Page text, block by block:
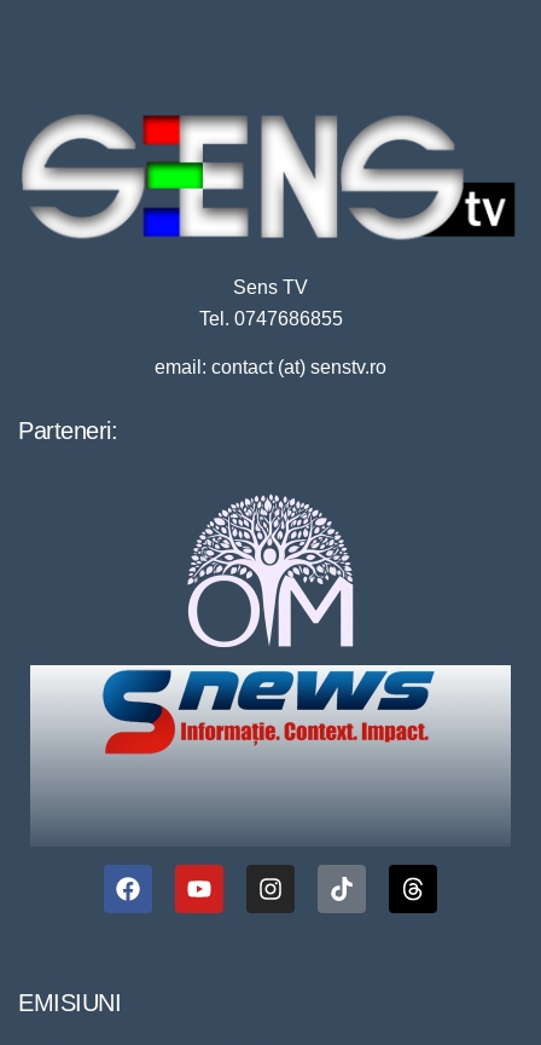
Sens TV
Tel. 0747686855
email: contact (at) senstv.ro
Parteneri:
EMISIUNI